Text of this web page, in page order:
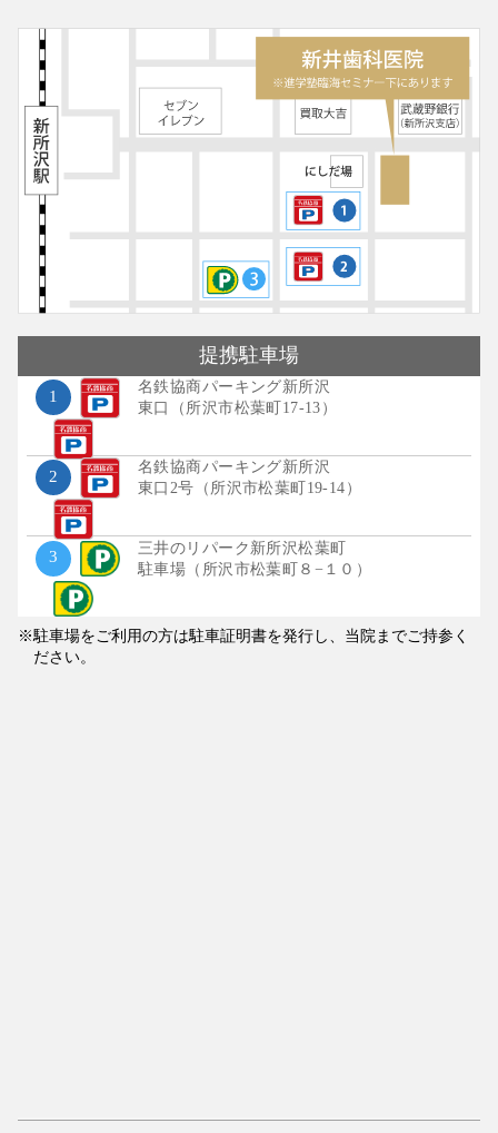
提携駐車場
1
名鉄協商パーキング新所沢
東口（所沢市松葉町17-13）
2
名鉄協商パーキング新所沢
東口2号（所沢市松葉町19-14）
3
三井のリパーク新所沢松葉町
駐車場（所沢市松葉町８−１０）
駐車場をご利用の方は駐車証明書を発行し、当院までご持参く
ださい。